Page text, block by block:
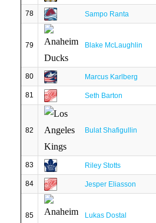
78 Sampo Ranta
79 Blake McLaughlin
80 Marcus Karlberg
81 Seth Barton
82 Bulat Shafigullin
83 Riley Stotts
84 Jesper Eliasson
85 Lukas Dostal